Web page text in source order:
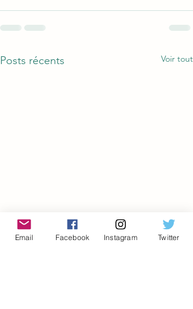
Posts récents Voir tout
Email Facebook Instagram Twitter